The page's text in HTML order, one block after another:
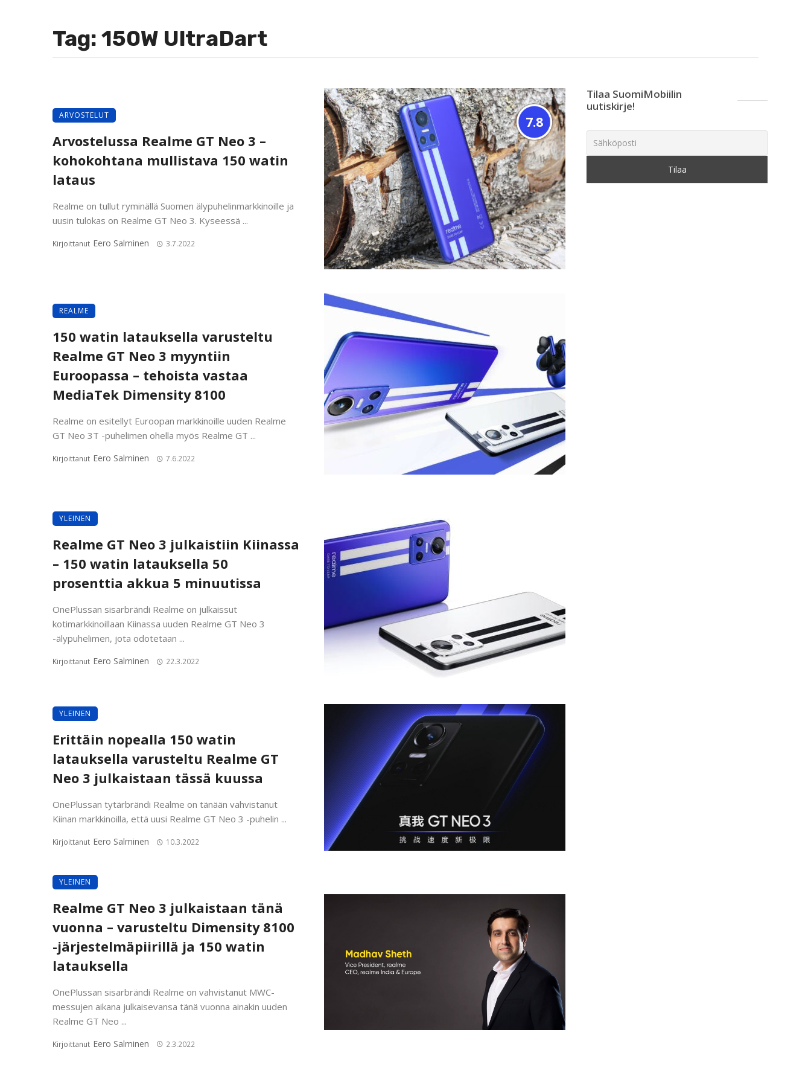
Tag: 150W UltraDart
7.8
ARVOSTELUT
Arvostelussa Realme GT Neo 3 –
kohokohtana mullistava 150 watin
lataus
Realme on tullut ryminällä Suomen älypuhelinmarkkinoille ja
uusin tulokas on Realme GT Neo 3. Kyseessä ...
Kirjoittanut Eero Salminen 3.7.2022
REALME
150 watin latauksella varusteltu
Realme GT Neo 3 myyntiin
Euroopassa – tehoista vastaa
MediaTek Dimensity 8100
Realme on esitellyt Euroopan markkinoille uuden Realme
GT Neo 3T -puhelimen ohella myös Realme GT ...
Kirjoittanut Eero Salminen 7.6.2022
YLEINEN
Realme GT Neo 3 julkaistiin Kiinassa
– 150 watin latauksella 50
prosenttia akkua 5 minuutissa
OnePlussan sisarbrändi Realme on julkaissut
kotimarkkinoillaan Kiinassa uuden Realme GT Neo 3
-älypuhelimen, jota odotetaan ...
Kirjoittanut Eero Salminen 22.3.2022
YLEINEN
Erittäin nopealla 150 watin
latauksella varusteltu Realme GT
Neo 3 julkaistaan tässä kuussa
OnePlussan tytärbrändi Realme on tänään vahvistanut
Kiinan markkinoilla, että uusi Realme GT Neo 3 -puhelin ...
Kirjoittanut Eero Salminen 10.3.2022
YLEINEN
Realme GT Neo 3 julkaistaan tänä
vuonna – varusteltu Dimensity 8100
-järjestelmäpiirillä ja 150 watin
latauksella
OnePlussan sisarbrändi Realme on vahvistanut MWC-
messujen aikana julkaisevansa tänä vuonna ainakin uuden
Realme GT Neo ...
Kirjoittanut Eero Salminen 2.3.2022
Tilaa SuomiMobiilin
uutiskirje!